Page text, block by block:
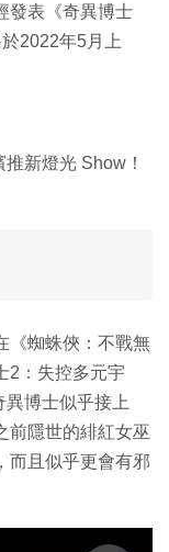
發表《奇異博士
2022年5月上
新燈光 Show！
《蜘蛛俠：不戰無
2：失控多元宇
博士似乎接上
前隱世的緋紅女巫
而且似乎更會有邪